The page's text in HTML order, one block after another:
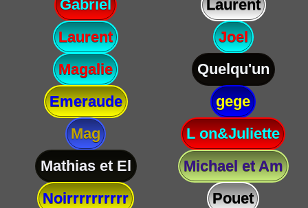
Gabriel
Laurent
Laurent
Joel
Magalie
Quelqu'un
Emeraude
gege
Mag
L on&Juliette
Mathias et El
Michael et Am
Noirrrrrrrrrr
Pouet